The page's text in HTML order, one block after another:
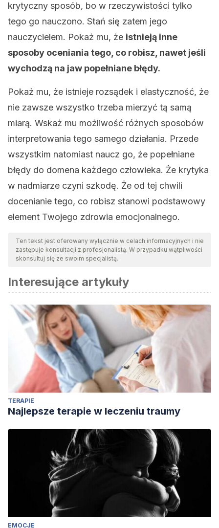
krytyczny sposób, bo w rzeczywistości tylko
tego go nauczono. Stań się zatem jego
nauczycielem. Pokaż mu, że istnieją inne
sposoby oceniania tego, co robisz, nawet jeśli
wychodzą na jaw popełniane błędy.
Pokaż mu, że istnieje rozsądek i elastyczność, że
nie zawsze wszystko trzeba mierzyć tą samą
miarą. Wskaż mu możliwość różnych sposobów
interpretowania tego samego działania. Przede
wszystkim natomiast naucz go, że popełniane
błędy do domena każdego człowieka. Że krytyka
w nadmiarze czyni szkodę. Że od tej chwili
docenianie tego, co robisz stanowi podstawowy
element Twojego zdrowia emocjonalnego.
Ten tekst jest oferowany wyłącznie w celach informacyjnych i nie
zastępuje konsultacji z profesjonalistą. W przypadku wątpliwości
skonsultuj się ze swoim specjalistą.
Interesujące artykuły
TERAPIE
Najlepsze terapie w leczeniu traumy
EMOCJE